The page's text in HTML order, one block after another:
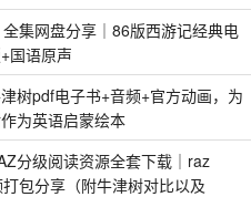
集网盘分享｜86版西游记经典电
国语原声
津树pdf电子书+音频+官方动画，为
为英语启蒙绘本
分级阅读资源全套下载｜raz
包分享（附牛津树对比以及